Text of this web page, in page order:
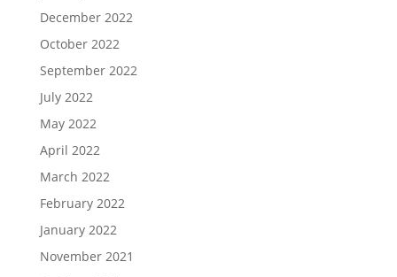
December 2022
October 2022
September 2022
July 2022
May 2022
April 2022
March 2022
February 2022
January 2022
November 2021